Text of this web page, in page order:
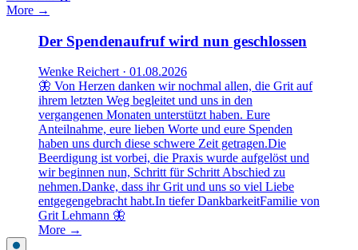
More →
Der Spendenaufruf wird nun geschlossen
Wenke Reichert · 01.08.2026
🦋 Von Herzen danken wir nochmal allen, die Grit auf
ihrem letzten Weg begleitet und uns in den
vergangenen Monaten unterstützt haben. Eure
Anteilnahme, eure lieben Worte und eure Spenden
haben uns durch diese schwere Zeit getragen.Die
Beerdigung ist vorbei, die Praxis wurde aufgelöst und
wir beginnen nun, Schritt für Schritt Abschied zu
nehmen.Danke, dass ihr Grit und uns so viel Liebe
entgegengebracht habt.In tiefer DankbarkeitFamilie von
Grit Lehmann 🦋
More →